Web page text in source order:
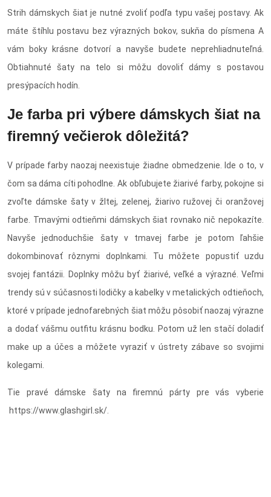
Strih dámskych šiat je nutné zvoliť podľa typu vašej postavy. Ak
máte štíhlu postavu bez výrazných bokov, sukňa do písmena A
vám boky krásne dotvorí a navyše budete neprehliadnuteľná.
Obtiahnuté šaty na telo si môžu dovoliť dámy s postavou
presýpacích hodín.
Je farba pri výbere dámskych šiat na
firemný večierok dôležitá?
V prípade farby naozaj neexistuje žiadne obmedzenie. Ide o to, v
čom sa dáma cíti pohodlne. Ak obľubujete žiarivé farby, pokojne si
zvoľte dámske šaty v žltej, zelenej, žiarivo ružovej či oranžovej
farbe. Tmavými odtieňmi dámskych šiat rovnako nič nepokazíte.
Navyše jednoduchšie šaty v tmavej farbe je potom ľahšie
dokombinovať rôznymi doplnkami. Tu môžete popustiť uzdu
svojej fantázii. Doplnky môžu byť žiarivé, veľké a výrazné. Veľmi
trendy sú v súčasnosti lodičky a kabelky v metalických odtieňoch,
ktoré v prípade jednofarebných šiat môžu pôsobiť naozaj výrazne
a dodať vášmu outfitu krásnu bodku. Potom už len stačí doladiť
make up a účes a môžete vyraziť v ústrety zábave so svojimi
kolegami.
Tie pravé dámske šaty na firemnú párty pre vás vyberie
https://www.glashgirl.sk/.